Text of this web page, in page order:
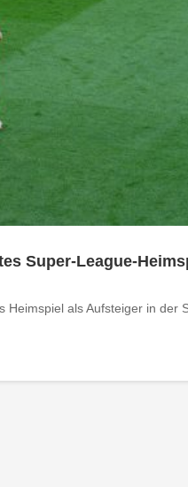
Super-League-
Heimspiel als Aufsteiger in der